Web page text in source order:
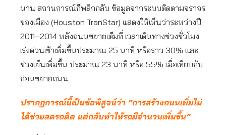
นาน สถานการณ์ก็พลิกกลับ ข้อมูลจากระบบติดตามจราจร
ของเมือง (Houston TranStar) แสดงให้เห็นว่าระหว่างปี
2011–2014 หลังถนนขยายเต็มที่ เวลาเดินทางช่วงชั่วโมง
เร่งด่วนเช้าเพิ่มขึ้นประมาณ 25 นาที หรือราว 30% และ
ช่วงเย็นเพิ่มขึ้น ประมาณ 23 นาที หรือ 55% เมื่อเทียบกับ
ก่อนขยายถนน
ปรากฏการณ์นี้เป็นข้อพิสูจน์ว่า “การสร้างถนนเพิ่มไม่
ได้ช่วยลดรถติด แต่กลับทำให้รถมีจำนวนเพิ่มขึ้น”